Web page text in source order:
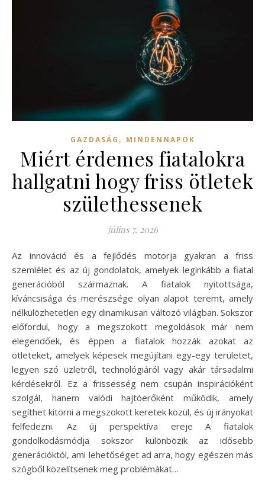
GAZDASÁG , MINDENNAPOK
Miért érdemes fiatalokra
hallgatni hogy friss ötletek
születhessenek
július 7, 2026
Az innováció és a fejlődés motorja gyakran a friss
szemlélet és az új gondolatok, amelyek leginkább a fiatal
generációból származnak. A fiatalok nyitottsága,
kíváncsisága és merészsége olyan alapot teremt, amely
nélkülözhetetlen egy dinamikusan változó világban. Sokszor
előfordul, hogy a megszokott megoldások már nem
elegendőek, és éppen a fiatalok hozzák azokat az
ötleteket, amelyek képesek megújítani egy-egy területet,
legyen szó üzletről, technológiáról vagy akár társadalmi
kérdésekről. Ez a frissesség nem csupán inspirációként
szolgál, hanem valódi hajtóerőként működik, amely
segíthet kitörni a megszokott keretek közül, és új irányokat
felfedezni. Az új perspektíva ereje A fiatalok
gondolkodásmódja sokszor különbözik az idősebb
generációktól, ami lehetőséget ad arra, hogy egészen más
szögből közelítsenek meg problémákat…